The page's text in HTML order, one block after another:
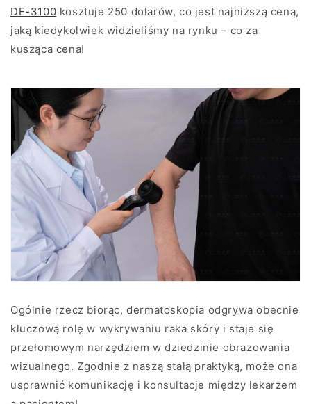
DE-3100 kosztuje 250 dolarów, co jest najniższą ceną,
jaką kiedykolwiek widzieliśmy na rynku – co za
kusząca cena!
Ogólnie rzecz biorąc, dermatoskopia odgrywa obecnie
kluczową rolę w wykrywaniu raka skóry i staje się
przełomowym narzędziem w dziedzinie obrazowania
wizualnego. Zgodnie z naszą stałą praktyką, może ona
usprawnić komunikację i konsultacje między lekarzem